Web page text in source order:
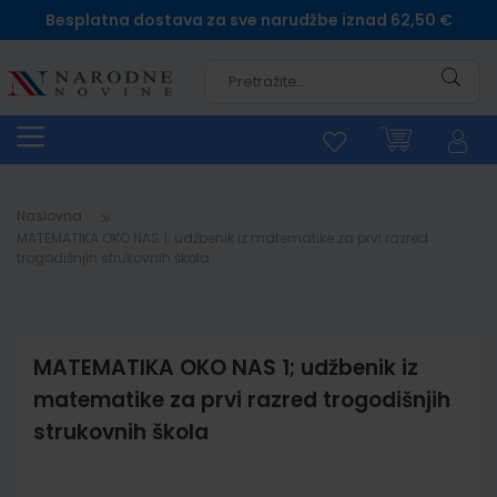
Besplatna dostava za sve narudžbe iznad 62,50 €
Naslovna
MATEMATIKA OKO NAS 1; udžbenik iz
matematike za prvi razred trogodišnjih
strukovnih škola